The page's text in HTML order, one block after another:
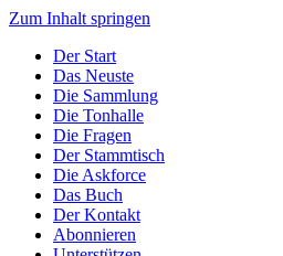
Zum Inhalt springen
Der Start
Das Neuste
Die Sammlung
Die Tonhalle
Die Fragen
Der Stammtisch
Die Askforce
Das Buch
Der Kontakt
Abonnieren